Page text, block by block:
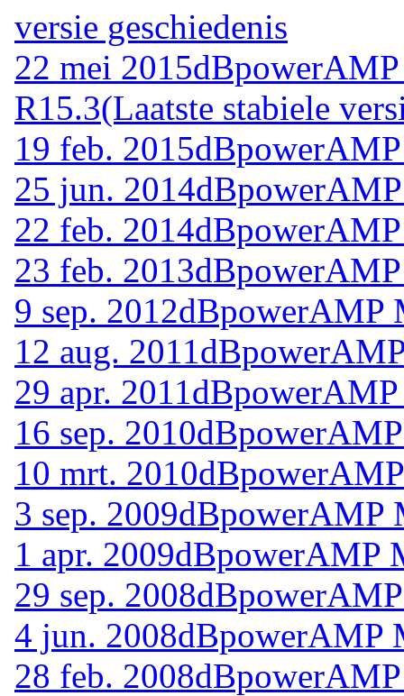
versie geschiedenis
22 mei 2015
R15.3(Laatste stabiele
19 feb. 2015
25 jun. 2014
22 feb. 2014
23 feb. 2013
9 sep. 2012dBpowerAMP
12 aug. 2011
29 apr. 2011
16 sep. 2010
10 mrt. 2010
3 sep. 2009dBpowerAMP
1 apr. 2009dBpowerAMP
29 sep. 2008
4 jun. 2008dBpowerAMP
28 feb. 2008